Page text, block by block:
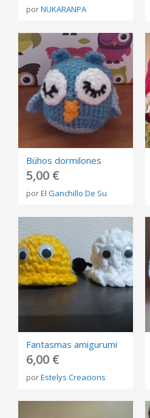
porNUKARANPA
Búhos dormilones
5,00 €
porEl Ganchillo De Su
Fantasmas amigurumi
6,00 €
porEstelys Creacions